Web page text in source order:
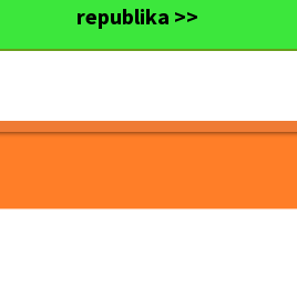
republika >>
v Kroměříži -
Kč/hod